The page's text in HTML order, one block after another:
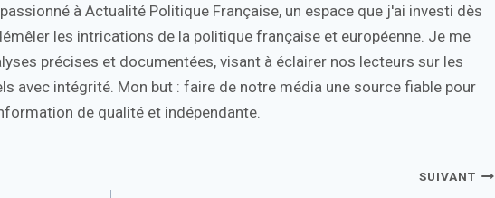
à Actualité Politique Française, un espace que j'ai investi dès
les intrications de la politique française et européenne. Je me
précises et documentées, visant à éclairer nos lecteurs sur les
avec intégrité. Mon but : faire de notre média une source fiable pour
de qualité et indépendante.
SUIVANT